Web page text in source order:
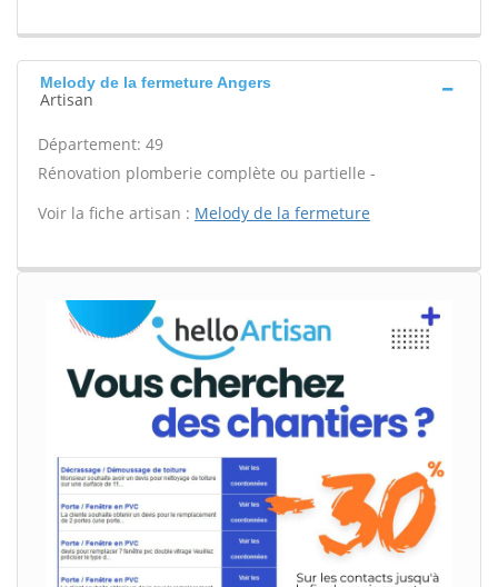
Melody de la fermeture Angers
Artisan
Département: 49
Rénovation plomberie complète ou partielle -
Voir la fiche artisan : Melody de la fermeture